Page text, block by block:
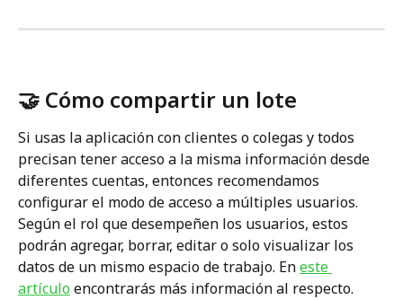
🤝 Cómo compartir un lote
Si usas la aplicación con clientes o colegas y todos
precisan tener acceso a la misma información desde
diferentes cuentas, entonces recomendamos
configurar el modo de acceso a múltiples usuarios.
Según el rol que desempeñen los usuarios, estos
podrán agregar, borrar, editar o solo visualizar los
datos de un mismo espacio de trabajo. En este
artículo encontrarás más información al respecto.